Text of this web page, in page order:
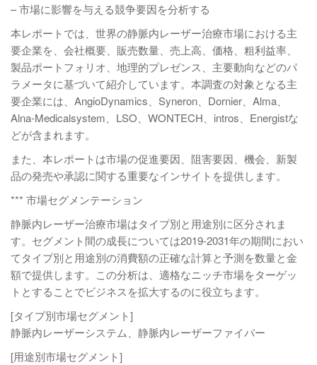
– 市場に影響を与える競争要因を分析する
本レポートでは、世界の静脈内レーザー治療市場における主
要企業を、会社概要、販売数量、売上高、価格、粗利益率、
製品ポートフォリオ、地理的プレゼンス、主要動向などのパ
ラメータに基づいて紹介しています。本調査の対象となる主
要企業には、AngioDynamics、Syneron、Dornier、Alma、
Alna-Medicalsystem、LSO、WONTECH、intros、Energistな
どが含まれます。
また、本レポートは市場の促進要因、阻害要因、機会、新製
品の発売や承認に関する重要なインサイトを提供します。
*** 市場セグメンテーション
静脈内レーザー治療市場はタイプ別と用途別に区分されま
す。セグメント間の成長については2019-2031年の期間におい
てタイプ別と用途別の消費額の正確な計算と予測を数量と金
額で提供します。この分析は、適格なニッチ市場をターゲッ
トとすることでビジネスを拡大するのに役立ちます。
[タイプ別市場セグメント]
静脈内レーザーシステム、静脈内レーザーファイバー
[用途別市場セグメント]